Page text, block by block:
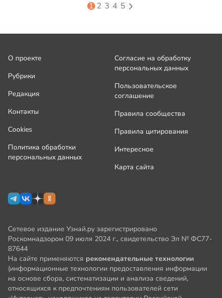
1 2 3 4 5
О проекте
Рубрики
Редакция
Контакты
Cookies
Политика обработки
персональных данных
Согласие на обработку
персональных данных
Пользовательское
соглашение
Правила сообщества
Правила цитирования
Интересное
Карта сайта
Сетевое издание Узнай.ру зарегистрировано
Роскомнадзором 09 июля 2024 г., свидетельство Эл № ФС77-
87644
На сайте применяются рекомендательные технологии
(информационные технологии предоставления информации
на основе сбора, систематизации и анализа сведений,
относящихся к предпочтениям пользователей сети